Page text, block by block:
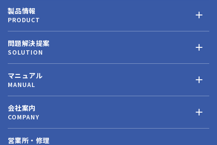
製品情報
PRODUCT
問題解決提案
SOLUTION
マニュアル
MANUAL
会社案内
COMPANY
営業所・修理